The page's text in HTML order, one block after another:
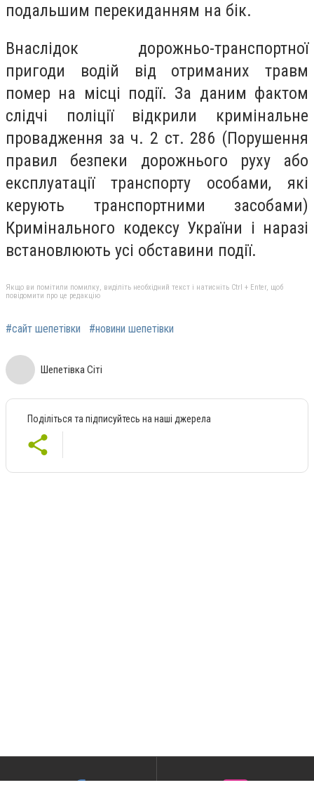
подальшим перекиданням на бік.
Внаслідок дорожньо-транспортної
пригоди водій від отриманих травм
помер на місці події. За даним фактом
слідчі поліції відкрили кримінальне
провадження за ч. 2 ст. 286 (Порушення
правил безпеки дорожнього руху або
експлуатації транспорту особами, які
керують транспортними засобами)
Кримінального кодексу України і наразі
встановлюють усі обставини події.
Якщо ви помітили помилку, виділіть необхідний текст і натисніть Ctrl + Enter, щоб
повідомити про це редакцію
#сайт шепетівки #новини шепетівки
Шепетівка Сіті
Поділіться та підписуйтесь на наші джерела